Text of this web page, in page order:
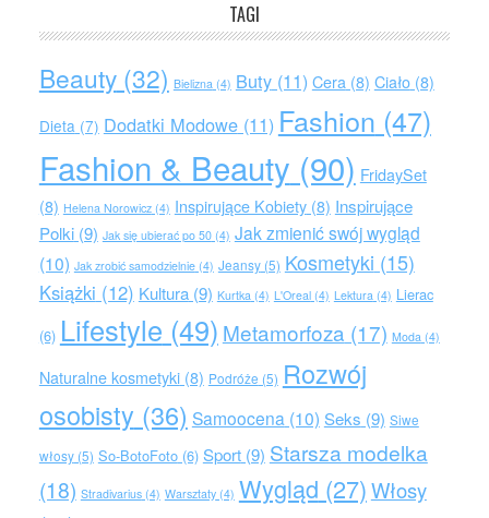
TAGI
Beauty(32) Bielizna(4) Buty(11) Cera(8) Ciało(8)
Dieta(7) Dodatki Modowe(11) Fashion (47)
Fashion & Beauty (90) FridaySet
(8) Helena Norowicz(4) Inspirujące Kobiety(8) Inspirujące
Polki(9) Jak się ubierać po 50(4) Jak zmienić swój wygląd
(10) Jak zrobić samodzielnie(4) Jeansy(5) Kosmetyki (15)
Książki (12) Kultura(9) Kurtka(4) L'Oreal(4) Lektura(4) Lierac
(6) Lifestyle (49) Metamorfoza (17) Moda(4)
Naturalne kosmetyki(8) Podróże (5) Rozwój
osobisty (36) Samoocena(10) Seks (9) Siwe
włosy(5) So-BotoFoto(6) Sport(9) Starsza modelka
(18) Stradivarius(4) Warsztaty(4) Wygląd (27)Włosy